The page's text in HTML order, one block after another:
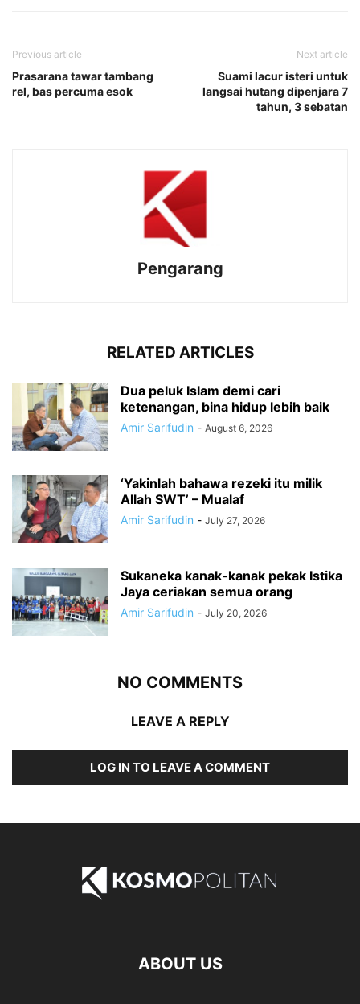
Previous article
Prasarana tawar tambang
rel, bas percuma esok
Next article
Suami lacur isteri untuk
langsai hutang dipenjara 7
tahun, 3 sebatan
Pengarang
RELATED ARTICLES
Dua peluk Islam demi cari
ketenangan, bina hidup lebih baik
Amir Sarifudin - August 6, 2026
‘Yakinlah bahawa rezeki itu milik
Allah SWT’ – Mualaf
Amir Sarifudin - July 27, 2026
Sukaneka kanak-kanak pekak Istika
Jaya ceriakan semua orang
Amir Sarifudin - July 20, 2026
NO COMMENTS
LEAVE A REPLY
LOG IN TO LEAVE A COMMENT
ABOUT US